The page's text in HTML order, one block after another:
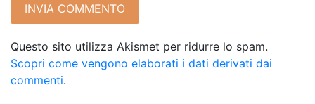
Questo sito utilizza Akismet per ridurre lo spam.
Scopri come vengono elaborati i dati derivati dai
commenti.